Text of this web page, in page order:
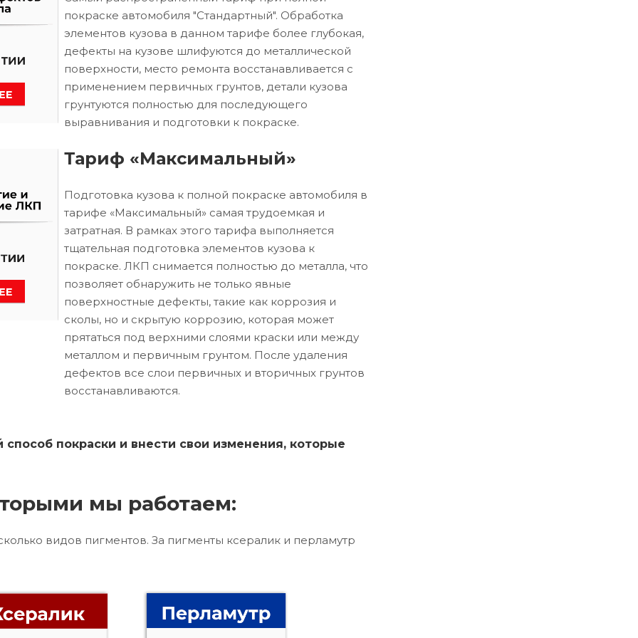
покраске автомобиля "Стандартный". Обработка
элементов кузова в данном тарифе более глубокая,
дефекты на кузове шлифуются до металлической
поверхности, место ремонта восстанавливается с
применением первичных грунтов, детали кузова
грунтуются полностью для последующего
выравнивания и подготовки к покраске.
Тариф «Максимальный»
Подготовка кузова к полной покраске автомобиля в
тарифе «Максимальный» самая трудоемкая и
затратная. В рамках этого тарифа выполняется
тщательная подготовка элементов кузова к
покраске. ЛКП снимается полностью до металла, что
позволяет обнаружить не только явные
поверхностные дефекты, такие как коррозия и
сколы, но и скрытую коррозию, которая может
прятаться под верхними слоями краски или между
металлом и первичным грунтом. После удаления
дефектов все слои первичных и вторичных грунтов
восстанавливаются.
покраски и внести свои изменения, которые
мы работаем:
видов пигментов. За пигменты ксералик и перламутр